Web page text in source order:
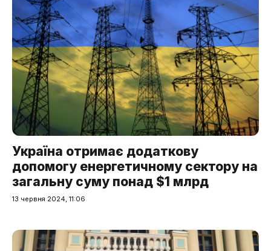
Україна отримає додаткову
допомогу енергетичному сектору на
загальну суму понад $1 млрд
13 червня 2024, 11:06